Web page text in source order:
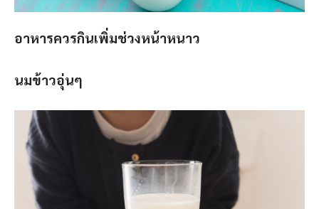
อาหารควรกินเพิ่มช่วงหน้าหนาว
นมข้าวอุ่นๆ